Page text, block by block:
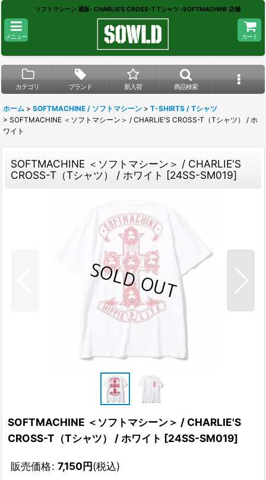
ソフトマシーン 通販- CHARLIE'S CROSS-T Tシャツ -SOFTMACHINE 店舗
メニュー カート
カテゴリ ブランド 新入荷 商品検索
ホーム > SOFTMACHINE / ソフトマシーン > T-SHIRTS / Tシャツ
> SOFTMACHINE ＜ソフトマシーン＞ / CHARLIE'S CROSS-T（Tシャツ） / ホ
ワイト
SOFTMACHINE ＜ソフトマシーン＞ / CHARLIE'S
CROSS-T（Tシャツ） / ホワイト [24SS-SM019]
SOFTMACHINE ＜ソフトマシーン＞ / CHARLIE'S
CROSS-T（Tシャツ） / ホワイト [24SS-SM019]
販売価格: 7,150円(税込)